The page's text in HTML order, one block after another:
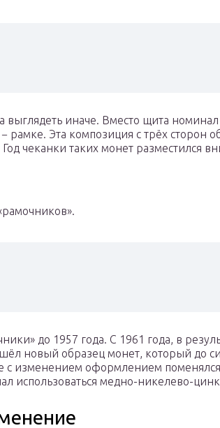
выглядеть иначе. Вместо щита
рамке. Эта композиция с трёх сторон
чеканки таких монет разместился
до 1957 года. С 1961 года, в
новый образец монет, который до
с изменением оформлением
использоваться медно-никелево-